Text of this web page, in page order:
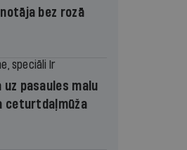
bez rozā
speciāli Ir
uz pasaules malu
ceturtdaļmūža